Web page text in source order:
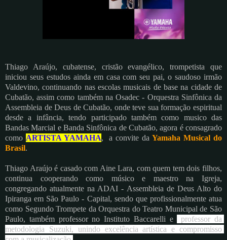
Thiago Araújo, cubatense, cristão evangélico, trompetista que
iniciou seus estudos ainda em casa com seu pai, o saudoso irmão
Valdevino, continuando nas escolas musicais de base na cidade de
Cubatão, assim como também na Osadec - Orquestra Sinfônica da
Assembleia de Deus de Cubatão, onde teve sua formação espiritual
desde a infância, tendo participado também como musico das
Bandas Marcial e Banda Sinfônica de Cubatão, agora é consagrado
como ARTISTA YAMAHA, a convite daYamaha Musical do
Brasil.
Thiago Araújo é casado com Aine Lara, com quem tem dois filhos,
continua cooperando como músico e maestro na Igreja,
congregando atualmente na ADAI - Assembleia de Deus Alto do
Ipiranga em São Paulo - Capital, sendo que profissionalmente atua
como Segundo Trompete da Orquestra do Teatro Municipal de São
Paulo, também professor no Instituto Baccarelli e
professor da
metodologia Suzuki, unindo excelência artística e compromisso